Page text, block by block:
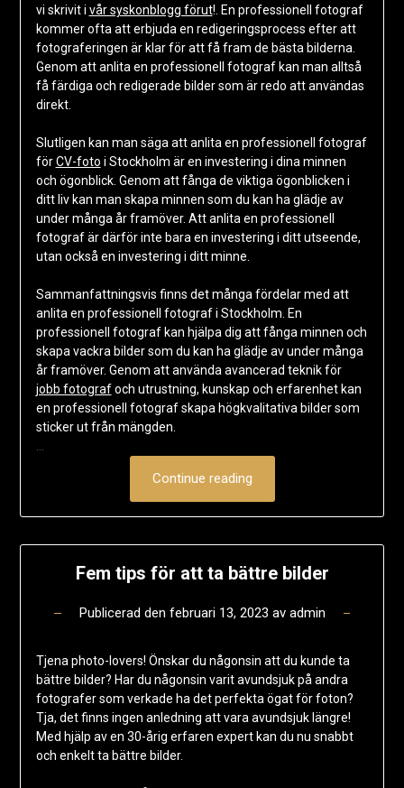
vi skrivit i vår syskonblogg förut!. En professionell fotograf
kommer ofta att erbjuda en redigeringsprocess efter att
fotograferingen är klar för att få fram de bästa bilderna.
Genom att anlita en professionell fotograf kan man alltså
få färdiga och redigerade bilder som är redo att användas
direkt.
Slutligen kan man säga att anlita en professionell fotograf
förCV-foto i Stockholm är en investering i dina minnen
och ögonblick. Genom att fånga de viktiga ögonblicken i
ditt liv kan man skapa minnen som du kan ha glädje av
under många år framöver. Att anlita en professionell
fotograf är därför inte bara en investering i ditt utseende,
utan också en investering i ditt minne.
Sammanfattningsvis finns det många fördelar med att
anlita en professionell fotograf i Stockholm. En
professionell fotograf kan hjälpa dig att fånga minnen och
skapa vackra bilder som du kan ha glädje av under många
år framöver. Genom att använda avancerad teknik för
jobb fotografoch utrustning, kunskap och erfarenhet kan
en professionell fotograf skapa högkvalitativa bilder som
sticker ut från mängden.
Continue reading
Fem tips för att ta bättre bilder
Publicerad den februari 13, 2023 av admin
Tjena photo-lovers! Önskar du någonsin att du kunde ta
bättre bilder? Har du någonsin varit avundsjuk på andra
fotografer som verkade ha det perfekta ögat för foton?
Tja, det finns ingen anledning att vara avundsjuk längre!
Med hjälp av en 30-årig erfaren expert kan du nu snabbt
och enkelt ta bättre bilder.